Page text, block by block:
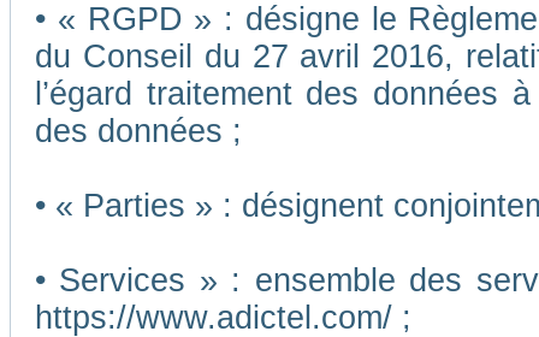
• « RGPD » : désigne le
du Conseil du 27 avril 2016,
l’égard traitement des données
des données ;
• « Parties » : désignent
• Services » : ensemble des
https://www.adictel.com/ ;